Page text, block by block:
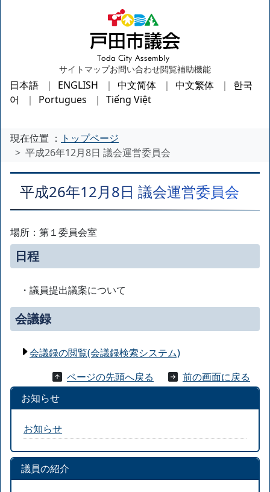
サイトマップお問い合わせ閲覧補助機能
日本語 ENGLISH 中文简体 中文繁体
한국
어
Portugues Tiếng Việt
現在位置 ： トップページ
平成26年12月8日 議会運営委員会
平成26年12月8日 議会運営委員会
場所：第１委員会室
日程
・議員提出議案について
会議録
会議録の閲覧(会議録検索システム)
ページの先頭へ戻る
前の画面に戻る
お知らせ
お知らせ
議員の紹介